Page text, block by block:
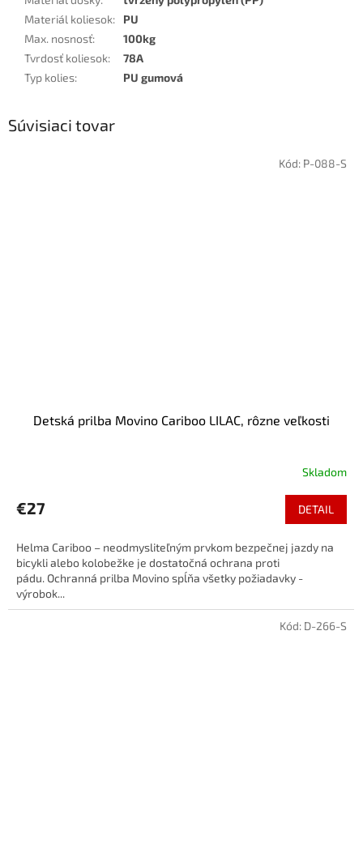
Materiál koliesok:
PU
Max. nosnosť:
100kg
Tvrdosť koliesok:
78A
Typ kolies: PU gumová
Súvisiaci tovar
Detská prilba Movino Cariboo LILAC, rôzne veľkosti
Skladom
€27 DETAIL
Helma Cariboo – neodmysliteľným prvkom bezpečnej jazdy na
bicykli alebo kolobežke je dostatočná ochrana proti
pádu. Ochranná prilba Movino spĺňa všetky požiadavky -
výrobok...
Kód: P-088-S
Kód: D-266-S